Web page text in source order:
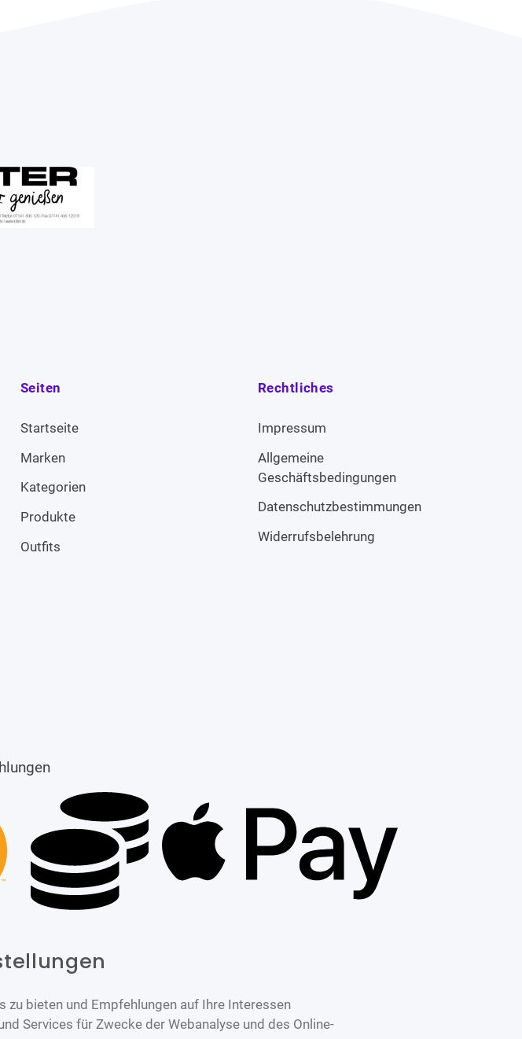
Seiten
Startseite
Marken
Kategorien
Produkte
Outfits
Rechtliches
Impressum
Allgemeine
Geschäftsbedingungen
Datenschutzbestimmungen
Widerrufsbelehrung
bieten und Empfehlungen auf Ihre Interessen
Services für Zwecke der Webanalyse und des Online-